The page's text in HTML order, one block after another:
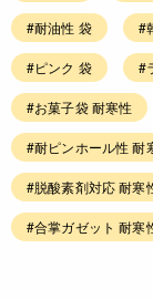
#耐油性 袋 #
#ピンク 袋 #
#お菓子袋 耐寒性
#耐ピンホール性 耐
#脱酸素剤対応 耐寒
#合掌ガゼット 耐寒